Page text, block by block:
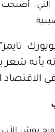
التي
بأنه شعر
الاقتصاد